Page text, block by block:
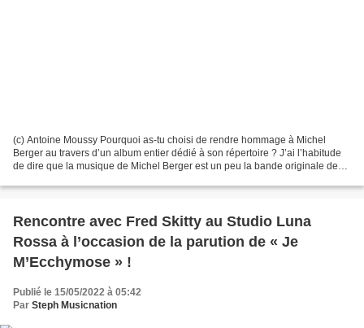
(c) Antoine Moussy Pourquoi as-tu choisi de rendre hommage à Michel
Berger au travers d’un album entier dédié à son répertoire ? J’ai l’habitude
de dire que la musique de Michel Berger est un peu la bande originale de
Rencontre avec Fred Skitty au Studio Luna
Rossa à l’occasion de la parution de « Je
M’Ecchymose » !
Publié le 15/05/2022 à 05:42
Par Steph Musicnation